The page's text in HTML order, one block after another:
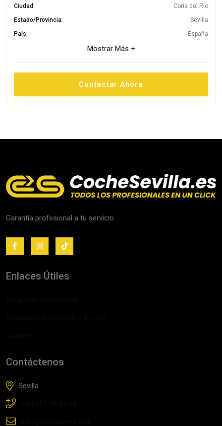
Ciudad:
Coria del Río
Estado/Provincia:
Sevilla
País:
España
Mostrar Más +
Contactar Ahora
Garantía profesional a tu servicio
Enlaces Útiles
Preguntas Frecuentes
Condiciones Generales de Uso
Contacto
Contáctenos
Sevilla
+34 611 88 85 88
info@cochesevilla.es